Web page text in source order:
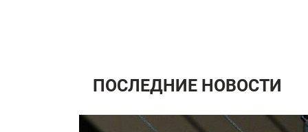
ПОСЛЕДНИЕ НОВОСТИ